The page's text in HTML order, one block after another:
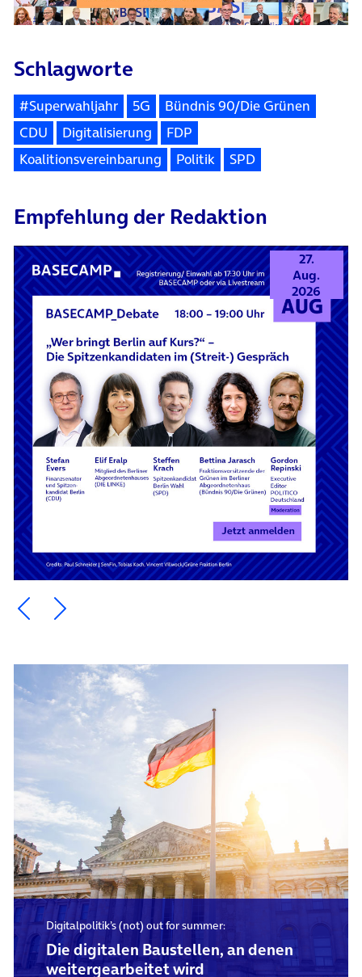
Schlagworte
#Superwahljahr 5G
Bündnis 90/Die Grünen
CDU
Digitalisierung
FDP
Koalitionsvereinbarung
Politik SPD
Empfehlung der Redaktion
27.
Aug.
2026
Ein Element zurück blättern
Ein Element weiter blättern
Digitalpolitik’s (not) out for summer:
Die digitalen Baustellen, an denen
weitergearbeitet wird